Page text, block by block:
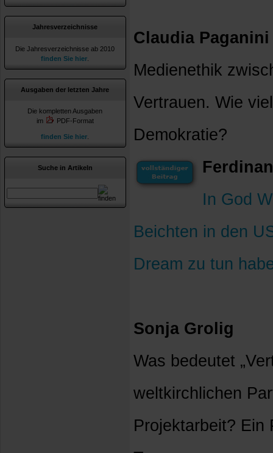
Jahresverzeichnisse
Die Jahresverzeichnisse ab 2010
finden Sie hier
Ausgaben der letzten Jahre
Die kompletten Ausgaben
im
PDF-Format
finden Sie hier
Suche in Artikeln
Claudia Paganini
Medienethik
Vertrauen. Wie
Demokratie?
In God
Beichten in den
Dream zu tun
Sonja Grolig
Was bedeutet
weltkirchlichen
Projektarbeit? Ein